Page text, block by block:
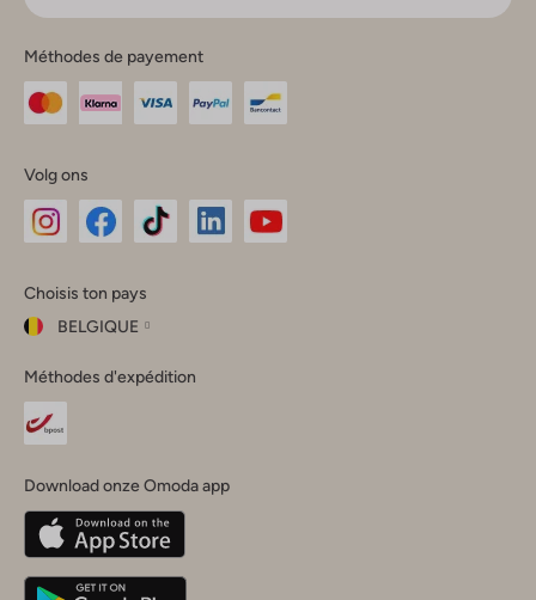
Méthodes de payement
Volg ons
Instagram
Facebook
TikTok
Choisis ton pays
BELGIQUE
ton
pays
Fermer
Belgique(Français)
Deutschland
Méthodes d'expédition
Download onze Omoda app